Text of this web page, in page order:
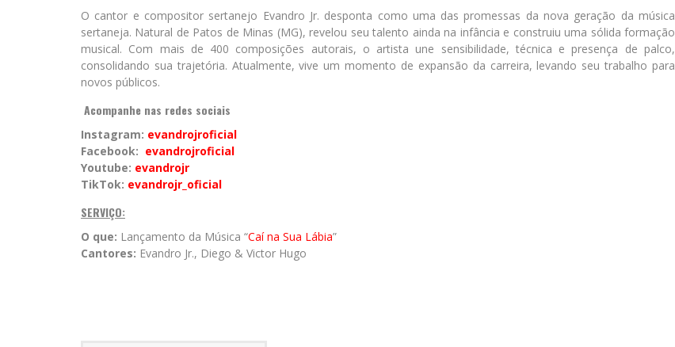
O cantor e compositor sertanejo Evandro Jr. desponta como uma das promessas da nova geração da música
sertaneja. Natural de Patos de Minas (MG), revelou seu talento ainda na infância e construiu uma sólida formação
musical. Com mais de 400 composições autorais, o artista une sensibilidade, técnica e presença de palco,
consolidando sua trajetória. Atualmente, vive um momento de expansão da carreira, levando seu trabalho para
novos públicos.
Acompanhe nas redes sociais
Instagram: evandrojroficial
Facebook: evandrojroficial
Youtube: evandrojr
TikTok: evandrojr_oficial
SERVIÇO:
O que: Lançamento da Música “Caí na Sua Lábia”
Cantores: Evandro Jr., Diego & Victor Hugo